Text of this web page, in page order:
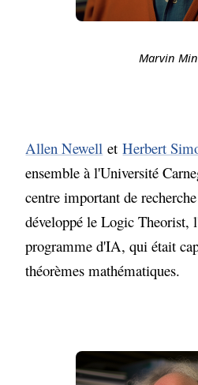
Marvin
Allen Newell etHerbert
ensemble à l'Université
centre important de
développé le Logic Theorist,
programme d'IA, qui était
théorèmes mathématiques.